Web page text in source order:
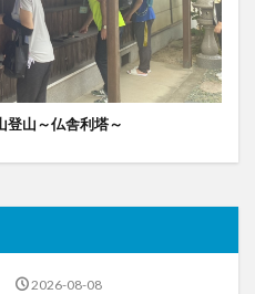
登山～仏舎利塔～
2026-08-08